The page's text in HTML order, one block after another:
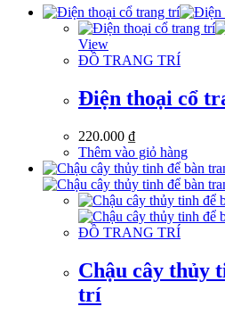
View
ĐỒ TRANG TRÍ
Điện thoại cổ
220.000 ₫
Thêm vào giỏ hàng
ĐỒ TRANG TRÍ
Chậu cây thủy
trí